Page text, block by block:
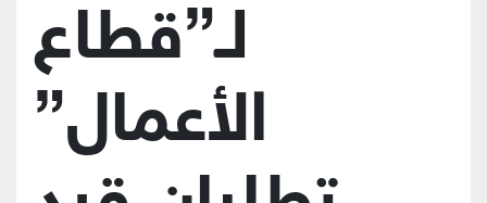
لـ”قطاع
الأعمال”